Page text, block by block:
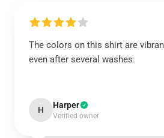
The colors on this shirt are
even after several washes.
H Harper
Verified owner